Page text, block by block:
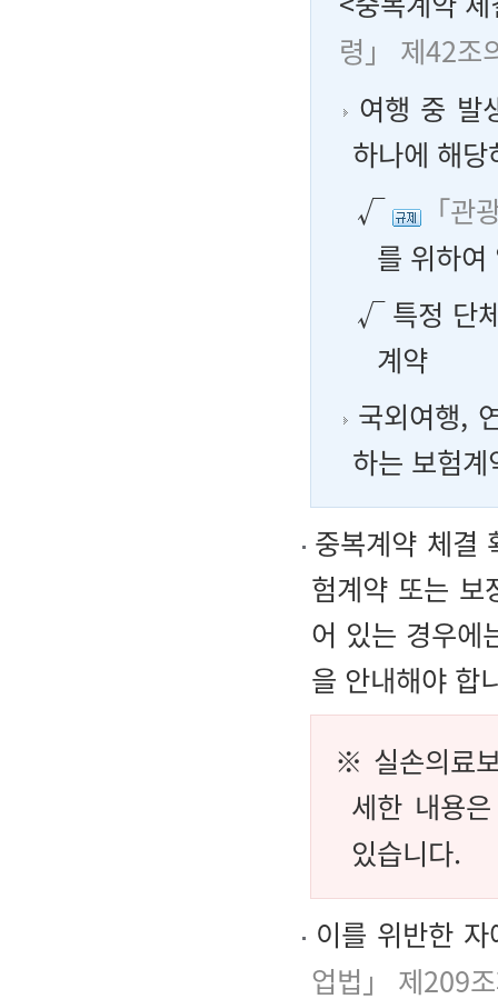
령」 제42조
여행 중 발
하나에 해
√
「관
를 위하여
√ 특정 단
계약
국외여행,
하는 보험계
중복계약 체결
험계약 또는 보
어 있는 경우에
을 안내해야 합
※ 실손의료
세한 내용
있습니다.
이를 위반한
업법」 제209조